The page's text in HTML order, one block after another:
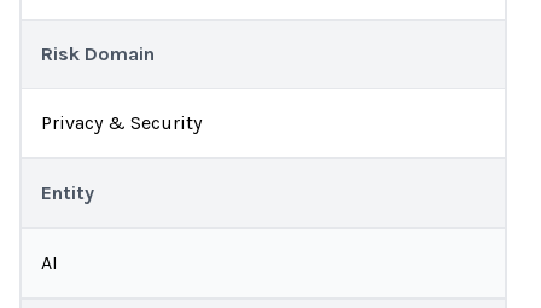
Risk Domain
Privacy & Security
Entity
AI